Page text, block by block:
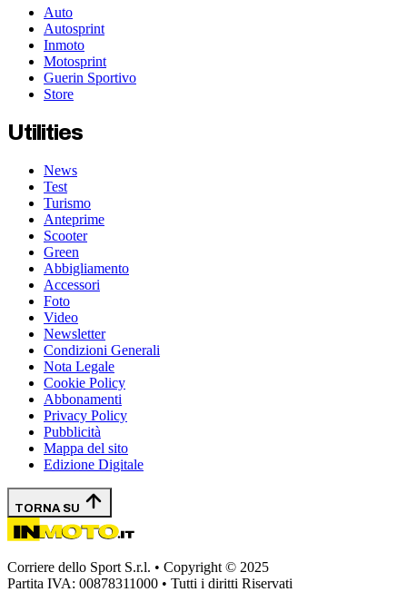
Auto
Autosprint
Inmoto
Motosprint
Guerin Sportivo
Store
Utilities
News
Test
Turismo
Anteprime
Scooter
Green
Abbigliamento
Accessori
Foto
Video
Newsletter
Condizioni Generali
Nota Legale
Cookie Policy
Abbonamenti
Privacy Policy
Pubblicità
Mappa del sito
Edizione Digitale
TORNA SU
Corriere dello Sport S.r.l. • Copyright © 2025
Partita IVA: 00878311000 • Tutti i diritti Riservati